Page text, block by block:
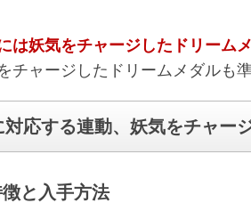
は妖気をチャージしたドリーム
チャージしたドリームメダルも
対応する連動、妖気をチャー
と入手方法